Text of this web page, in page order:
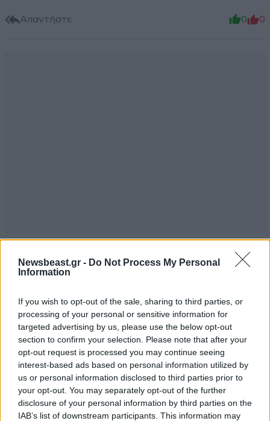
Newsbeast.gr - Do Not Process My Personal
Information
If you wish to opt-out of the sale, sharing to third parties, or
processing of your personal or sensitive information for
targeted advertising by us, please use the below opt-out
section to confirm your selection. Please note that after your
opt-out request is processed you may continue seeing
interest-based ads based on personal information utilized by
us or personal information disclosed to third parties prior to
your opt-out. You may separately opt-out of the further
disclosure of your personal information by third parties on the
IAB’s list of downstream participants. This information may
Απαντήστε 0 0
TRENDING